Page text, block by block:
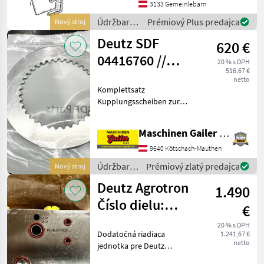
Nový stroj
súčiastky Náhradné diely
na traktory
3133 Gemeinlebarn
Údržbarské
súpravy a
súčiastky /
Deutz Fahr
Prémiový Plus predajca
Nový stroj
Deutz SDF
04416760 //
Kupplungsscheiben
620 €
20 % s DPH
516,67 €
netto
Komplettsatz
Kupplungsscheiben zur
Aussenlamelle
Kupplungsscheibe AV35
34€/Stk 14x Art.Nr.: " - "
Maschinen Gailer GmbH
9640 Kötschach-Mauthen
Údržbarské
súpravy a
súčiastky
/ Deutz
Fahr
Prémiový zlatý predajca
Deutz Agrotron
Číslo dielu:
Prídavný
ovládač
1.490
€
20 % s DPH
1.241,67 €
netto
Dodatočná riadiaca
jednotka pre Deutz